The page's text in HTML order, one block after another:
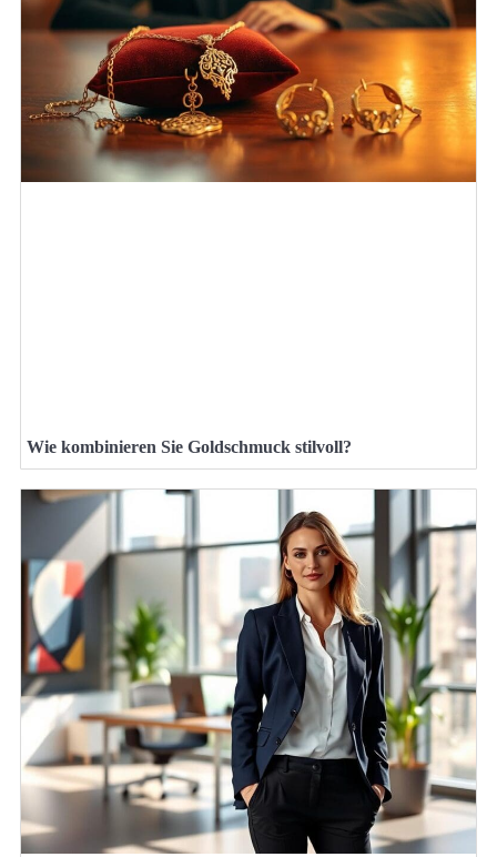
Wie kombinieren Sie Goldschmuck stilvoll?